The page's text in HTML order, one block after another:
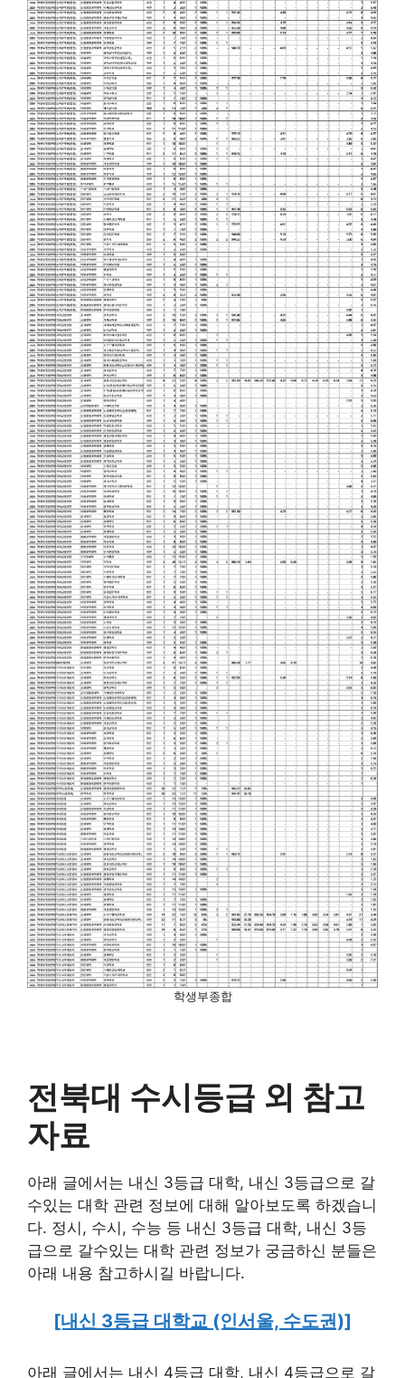
학생부종합
전북대 수시등급 외 참고
자료
아래 글에서는 내신 3등급 대학, 내신 3등급으로 갈
수있는 대학 관련 정보에 대해 알아보도록 하겠습니
다. 정시, 수시, 수능 등 내신 3등급 대학, 내신 3등
급으로 갈수있는 대학 관련 정보가 궁금하신 분들은
아래 내용 참고하시길 바랍니다.
[내신 3등급 대학교 (인서울, 수도권)]
아래 글에서는 내신 4등급 대학, 내신 4등급으로 갈